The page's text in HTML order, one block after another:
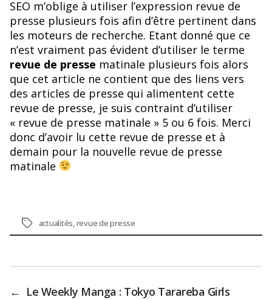
SEO m’oblige à utiliser l’expression revue de
presse plusieurs fois afin d’être pertinent dans
les moteurs de recherche. Etant donné que ce
n’est vraiment pas évident d’utiliser le terme
revue de presse matinale plusieurs fois alors
que cet article ne contient que des liens vers
des articles de presse qui alimentent cette
revue de presse, je suis contraint d’utiliser
« revue de presse matinale » 5 ou 6 fois. Merci
donc d’avoir lu cette revue de presse et à
demain pour la nouvelle revue de presse
matinale
Étiquettes
actualités,revue de presse
← Le Weekly Manga : Tokyo Tarareba Girls